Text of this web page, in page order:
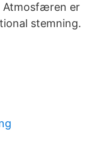
Atmosfæren er
stemning.